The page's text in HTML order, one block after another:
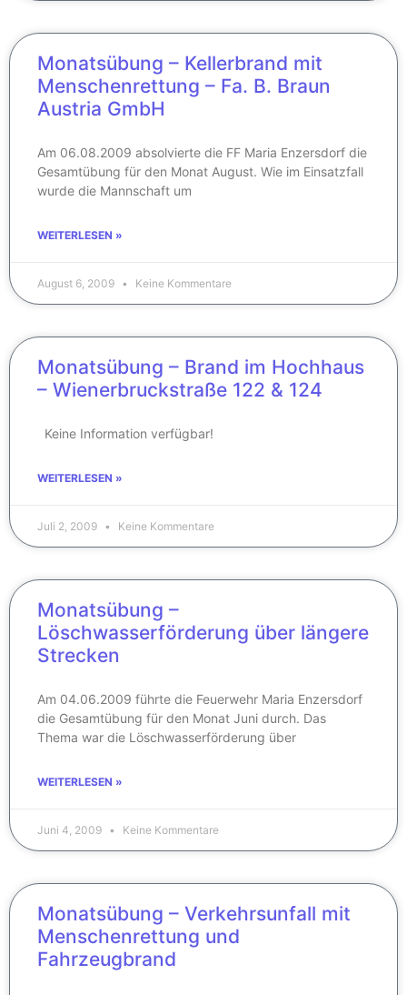
Monatsübung – Kellerbrand mit
Menschenrettung – Fa. B. Braun
Austria GmbH
Am 06.08.2009 absolvierte die FF Maria Enzersdorf die
Gesamtübung für den Monat August. Wie im Einsatzfall
wurde die Mannschaft um
WEITERLESEN »
August 6, 2009 Keine Kommentare
Monatsübung – Brand im Hochhaus
– Wienerbruckstraße 122 & 124
Keine Information verfügbar!
WEITERLESEN »
Juli 2, 2009 Keine Kommentare
Monatsübung –
Löschwasserförderung über längere
Strecken
Am 04.06.2009 führte die Feuerwehr Maria Enzersdorf
die Gesamtübung für den Monat Juni durch. Das
Thema war die Löschwasserförderung über
WEITERLESEN »
Juni 4, 2009 Keine Kommentare
Monatsübung – Verkehrsunfall mit
Menschenrettung und
Fahrzeugbrand